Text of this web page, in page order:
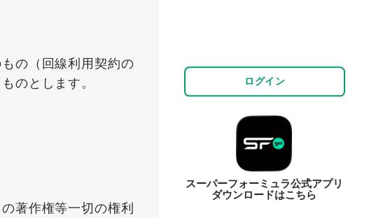
の（回線利用契約の
のとします。
著作権等一切の権利
ログイン
スーパーフォーミュラ公式アプリ
ダウンロードはこちら